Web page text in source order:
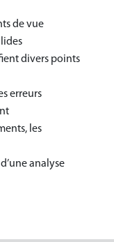
de vue
divers points
erreurs
les
analyse